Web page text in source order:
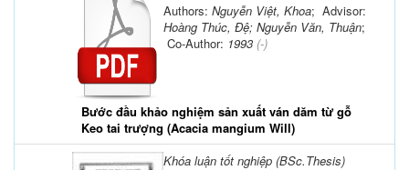
Bước đầu khảo nghiệm sản xuất ván dăm từ gỗ
Keo tai trượng (Acacia mangium Will)
Authors: Nguyễn Việt, Khoa; Advisor:
Hoàng Thúc, Đệ; Nguyễn Văn, Thuận;
Co-Author: 1993 (-)
Khóa luận tốt nghiệp (BSc.Thesis)